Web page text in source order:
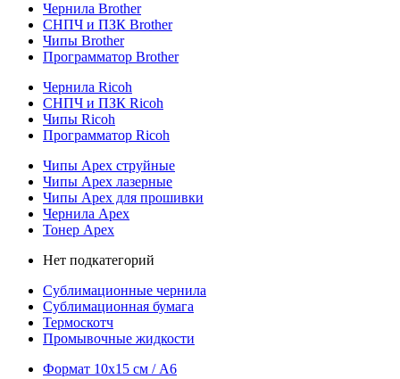
Чернила Brother
СНПЧ и ПЗК Brother
Чипы Brother
Программатор Brother
Чернила Ricoh
СНПЧ и ПЗК Ricoh
Чипы Ricoh
Программатор Ricoh
Чипы Apex струйные
Чипы Apex лазерные
Чипы Apex для прошивки
Чернила Apex
Тонер Apex
Нет подкатегорий
Сублимационные чернила
Сублимационная бумага
Термоскотч
Промывочные жидкости
Формат 10х15 см / A6